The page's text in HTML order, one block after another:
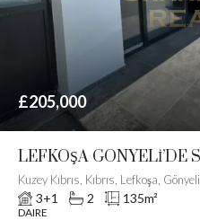
£205,000
Kuzey Kıbrıs, Kıbrıs, Lefkoşa, Gönyeli
3+1 2 135m²
DAIRE